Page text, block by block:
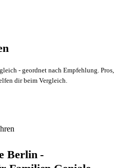
- geordnet nach Empfehlung. Pros,
dir beim Vergleich.
Berlin -